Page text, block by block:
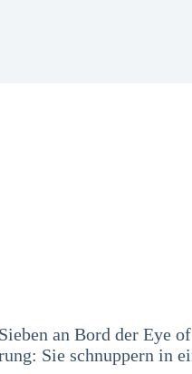
an Bord der Eye
Sie schnuppern in